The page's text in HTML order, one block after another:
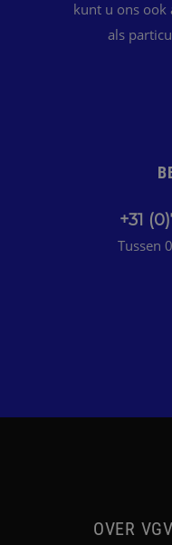
kunt u ons ook
als
+31
Tussen
OVER